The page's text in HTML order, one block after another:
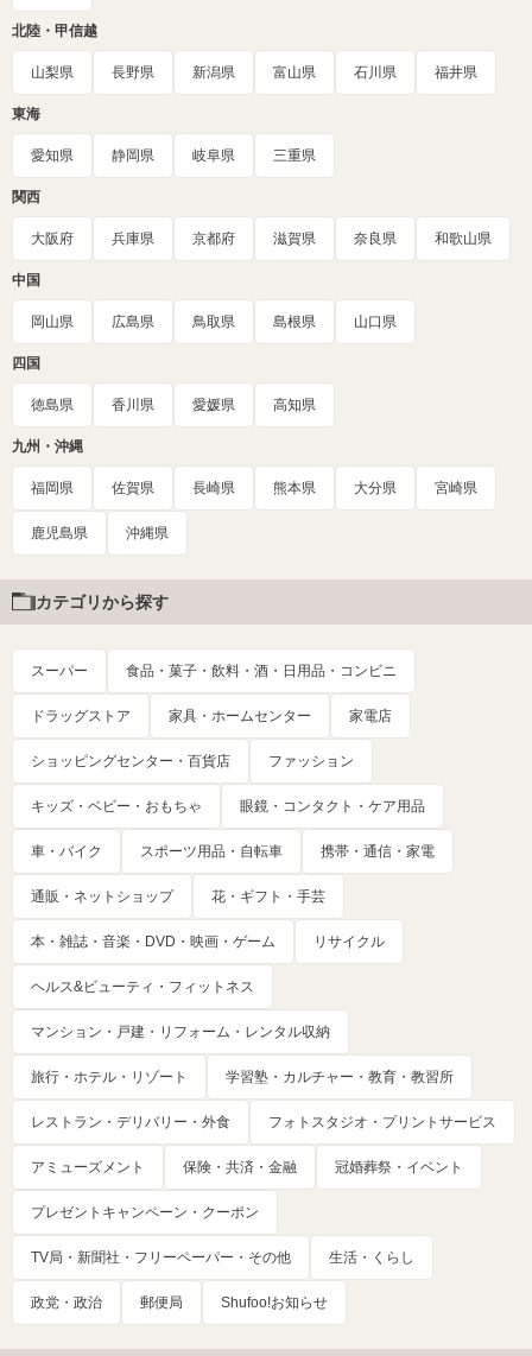
北陸・甲信越
山梨県 長野県 新潟県 富山県 石川県 福井県
東海
愛知県 静岡県 岐阜県 三重県
関西
大阪府 兵庫県 京都府 滋賀県 奈良県 和歌山県
中国
岡山県 広島県 鳥取県 島根県 山口県
四国
徳島県 香川県 愛媛県 高知県
九州・沖縄
福岡県 佐賀県 長崎県 熊本県 大分県 宮崎県
鹿児島県 沖縄県
カテゴリから探す
スーパー 食品・菓子・飲料・酒・日用品・コンビニ
ドラッグストア 家具・ホームセンター 家電店
ショッピングセンター・百貨店 ファッション
キッズ・ベビー・おもちゃ 眼鏡・コンタクト・ケア用品
車・バイク スポーツ用品・自転車 携帯・通信・家電
通販・ネットショップ 花・ギフト・手芸
本・雑誌・音楽・DVD・映画・ゲーム リサイクル
ヘルス&ビューティ・フィットネス
マンション・戸建・リフォーム・レンタル収納
旅行・ホテル・リゾート 学習塾・カルチャー・教育・教習所
レストラン・デリバリー・外食 フォトスタジオ・プリントサービス
アミューズメント 保険・共済・金融 冠婚葬祭・イベント
プレゼントキャンペーン・クーポン
TV局・新聞社・フリーペーパー・その他 生活・くらし
政党・政治 郵便局 Shufoo!お知らせ